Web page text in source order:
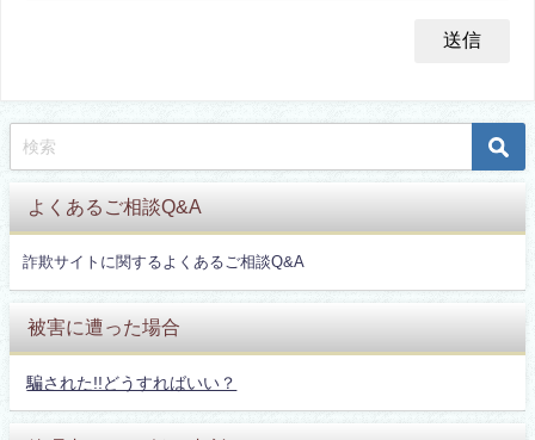
よくあるご相談Q&A
詐欺サイトに関するよくあるご相談Q&A
被害に遭った場合
騙された!!どうすればいい？